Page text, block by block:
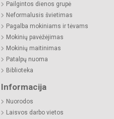
Pailgintos dienos grupė
Neformalusis švietimas
Pagalba mokiniams ir tėvams
Mokinių pavėžėjimas
Mokinių maitinimas
Patalpų nuoma
Biblioteka
Informacija
Nuorodos
Laisvos darbo vietos